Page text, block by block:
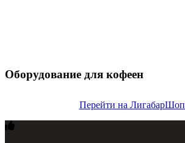
Оборудование для кофеен
Перейти на ЛигабарШоп